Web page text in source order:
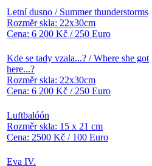
Letní dusno / Summer thunderstorms
Rozměr skla: 22x30cm
Cena: 6 200 Kč / 250 Euro
Kde se tady vzala...? / Where she got
here...?
Rozměr skla: 22x30cm
Cena: 6 200 Kč / 250 Euro
Luftbalóón
Rozměr skla: 15 x 21 cm
Cena: 2500 Kč / 100 Euro
Eva IV.